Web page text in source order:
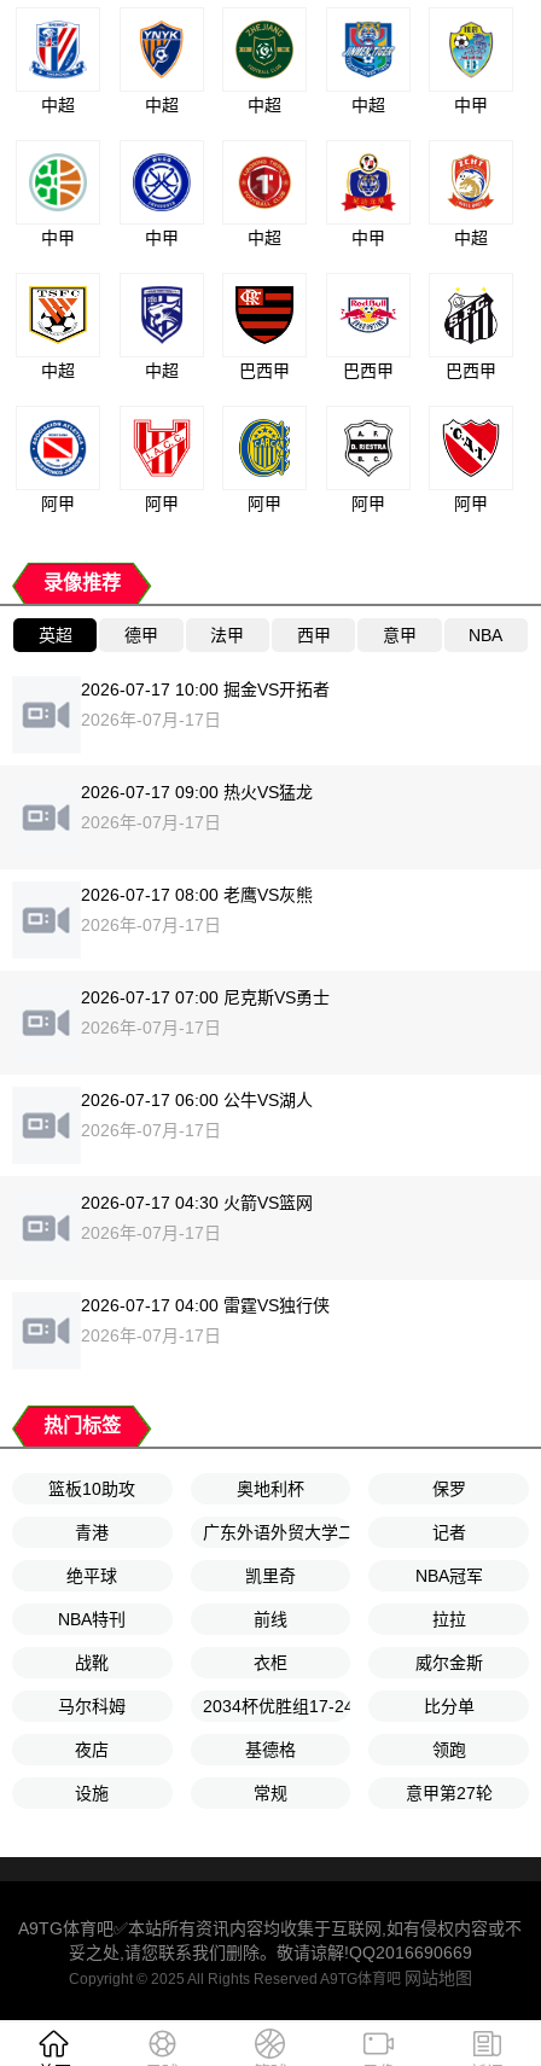
中超 中超 中超 中超 中甲
中甲 中甲 中超 中甲 中超
中超 中超 巴西甲 巴西甲 巴西甲
阿甲 阿甲 阿甲 阿甲 阿甲
录像推荐
英超 德甲 法甲 西甲 意甲 NBA
2026-07-17 10:00 掘金VS开拓者
2026年-07月-17日
2026-07-17 09:00 热火VS猛龙
2026年-07月-17日
2026-07-17 08:00 老鹰VS灰熊
2026年-07月-17日
2026-07-17 07:00 尼克斯VS勇士
2026年-07月-17日
2026-07-17 06:00 公牛VS湖人
2026年-07月-17日
2026-07-17 04:30 火箭VS篮网
2026年-07月-17日
2026-07-17 04:00 雷霆VS独行侠
2026年-07月-17日
热门标签
篮板10助攻 奥地利杯 保罗
青港 广东外语外贸大学二队 记者
绝平球 凯里奇 NBA冠军
NBA特刊 前线 拉拉
战靴 衣柜 威尔金斯
马尔科姆 2034杯优胜组17-24名排位赛 比分单
夜店 基德格 领跑
设施 常规 意甲第27轮
A9TG体育吧✅本站所有资讯内容均收集于互联网,如有侵权内容或不
妥之处,请您联系我们删除。敬请谅解!QQ2016690669
Copyright © 2025 All Rights Reserved A9TG体育吧 网站地图